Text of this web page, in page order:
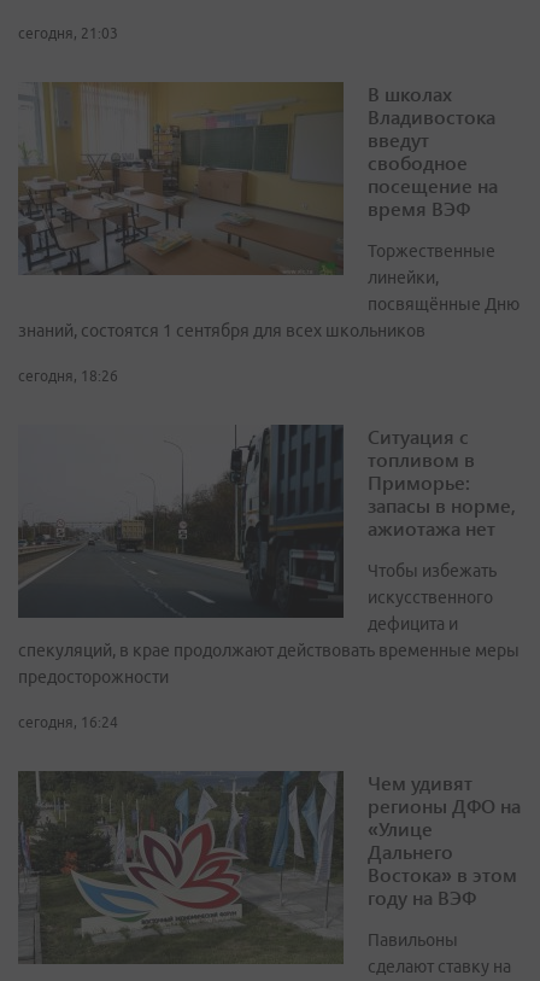
сегодня, 21:03
В школах
Владивостока
введут
свободное
посещение на
время ВЭФ
Торжественные
линейки,
посвящённые Дню
знаний, состоятся 1 сентября для всех школьников
сегодня, 18:26
Ситуация с
топливом в
Приморье:
запасы в норме,
ажиотажа нет
Чтобы избежать
искусственного
дефицита и
спекуляций, в крае продолжают действовать временные меры
предосторожности
сегодня, 16:24
Чем удивят
регионы ДФО на
«Улице
Дальнего
Востока» в этом
году на ВЭФ
Павильоны
сделают ставку на